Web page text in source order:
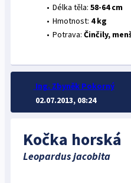
Kočka horská
Leopardus jacobita
Délka těla: 58-64 cm
Hmotnost: 4 kg
Potrava: Činčily,
Ing. Zbyněk Pokorný
02.07.2013, 08:24